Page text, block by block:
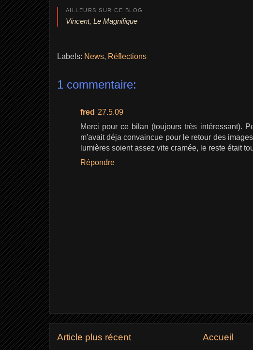
AILLEURS SUR CE BLOG
Vincent, Le Magnifique
Labels: News, Réflections
1 commentaire:
fred 27.5.09
Merci pour ce bilan (toujours très intéressant).
m'avait déja convaincue pour le retour des
lumières soient assez vite cramée, le reste était
Répondre
Article plus récent Accueil